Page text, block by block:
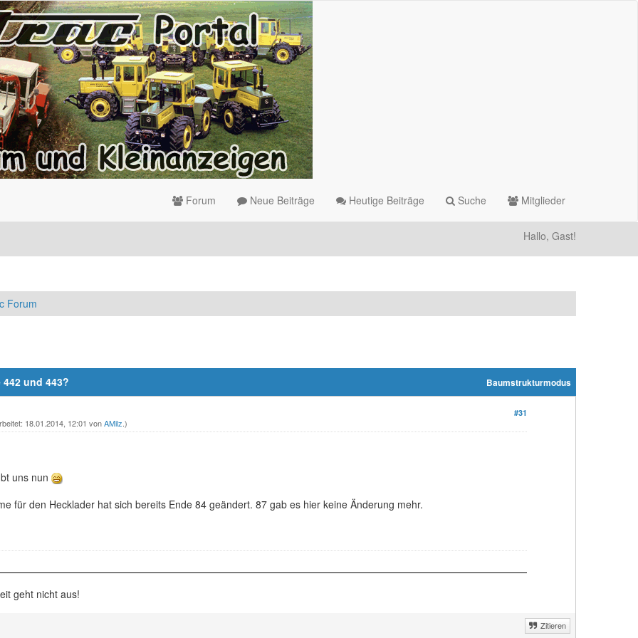
Forum Neue Beiträge Heutige Beiträge Suche Mitglieder
Hallo, Gast!
Forum
Baumstrukturmodus
und 443?
#31
18.01.2014, 12:01 vonAMilz .)
uns nun
für den Hecklader hat sich bereits Ende 84 geändert. 87 gab es hier keine Änderung mehr.
geht nicht aus!
Zitieren